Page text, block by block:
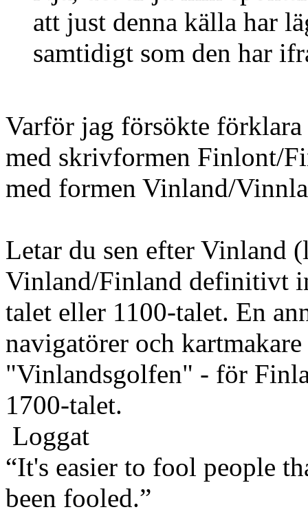
att just denna källa har
samtidigt som den har
Varför jag försökte
med skrivformen Finlont/
med formen Vinland/
Letar du sen efter Vinland
Vinland/Finland definitivt
talet eller 1100-talet. En
navigatörer och
"Vinlandsgolfen" - för
1700-talet.
Loggat
“It's easier to fool people
been fooled.”